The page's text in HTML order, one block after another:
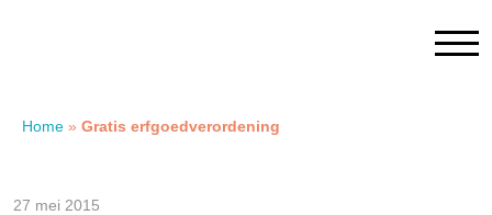
Home » Gratis erfgoedverordening
27 mei 2015